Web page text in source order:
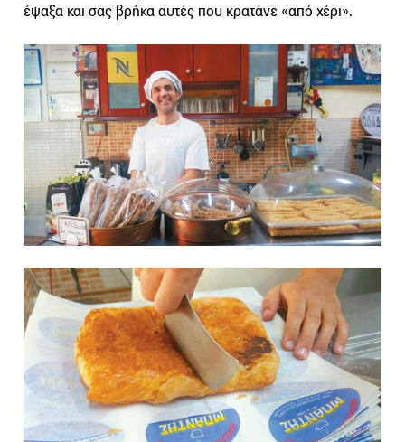
έψαξα και σας βρήκα αυτές που κρατάνε «από χέρι».